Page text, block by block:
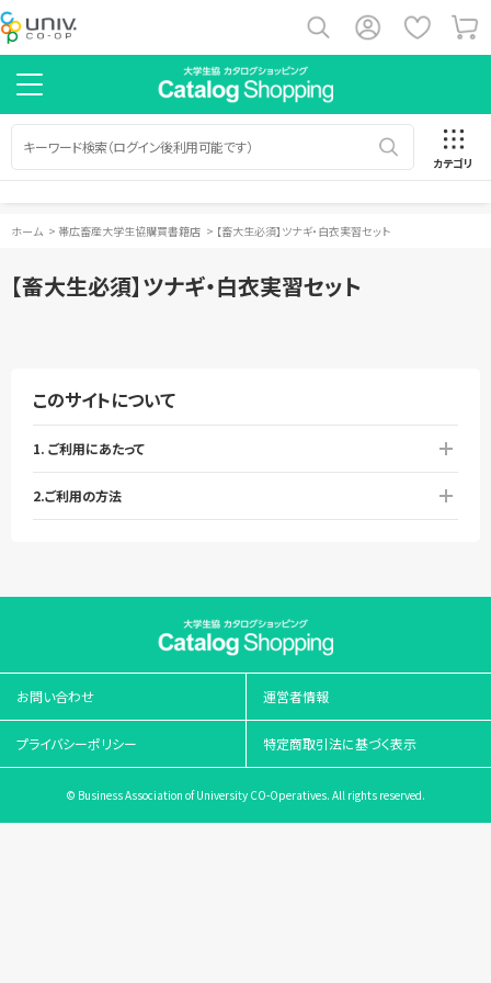
カテゴリ
ホーム > 帯広畜産大学生協購買書籍店 > 【畜大生必須】ツナギ・白衣実習セット
【畜大生必須】ツナギ・白衣実習セット
このサイトについて
1. ご利用にあたって
2.ご利用の方法
お問い合わせ 運営者情報
プライバシーポリシー 特定商取引法に基づく表示
© Business Association of University CO-Operatives. All rights reserved.